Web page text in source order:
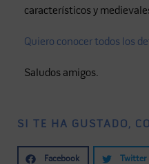
característicos y
Quiero conocer todos los
Saludos amigos.
SI TE HA GUSTADO,
Facebook Twitter